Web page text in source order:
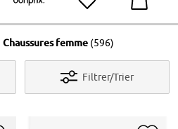
Chaussures femme (596)
Filtrer/Trier